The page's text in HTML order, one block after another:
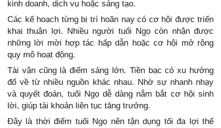
kinh doanh, dịch vụ hoặc sáng tạo.
Các kế hoạch từng bị trì hoãn nay có cơ hội được triển
khai thuận lợi. Nhiều người tuổi Ngọ còn nhận được
những lời mời hợp tác hấp dẫn hoặc cơ hội mở rộng
quy mô hoạt động.
Tài vận cũng là điểm sáng lớn. Tiền bạc có xu hướng
đổ về từ nhiều nguồn khác nhau. Nhờ sự nhanh nhạy
và quyết đoán, tuổi Ngọ dễ dàng nắm bắt cơ hội sinh
lời, giúp tài khoản liên tục tăng trưởng.
Đây là thời điểm tuổi Ngọ nên tận dụng tối đa lợi thế